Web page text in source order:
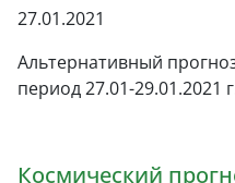
27.01.2021
Альтернативный
период 27.01-29.01.2021
Космический